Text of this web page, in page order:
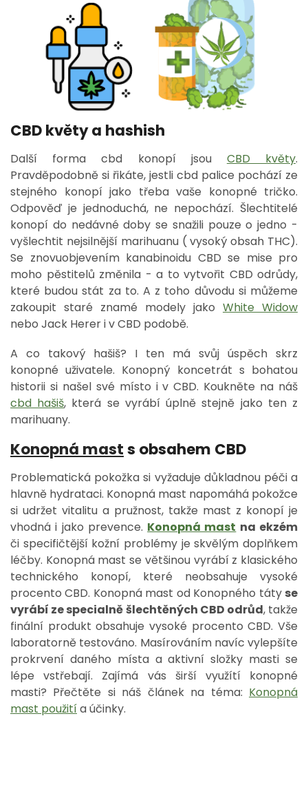
CBD květy a hashish
Další forma cbd konopí jsou CBD květy.
Pravděpodobně si řikáte, jestli cbd palice pochází ze
stejného konopí jako třeba vaše konopné tričko.
Odpověď je jednoduchá, ne nepochází. Šlechtitelé
konopí do nedávné doby se snažili pouze o jedno -
vyšlechtit nejsilnější marihuanu ( vysoký obsah THC).
Se znovuobjevením kanabinoidu CBD se mise pro
moho pěstitelů změnila - a to vytvořit CBD odrůdy,
které budou stát za to. A z toho důvodu si můžeme
zakoupit staré znamé modely jako White Widow
nebo Jack Herer i v CBD podobě.
A co takový hašiš? I ten má svůj úspěch skrz
konopné uživatele. Konopný koncetrát s bohatou
historii si našel své místo i v CBD. Koukněte na náš
cbd hašiš, která se vyrábí úplně stejně jako ten z
marihuany.
Konopná mast s obsahem CBD
Problematická pokožka si vyžaduje důkladnou péči a
hlavně hydrataci. Konopná mast napomáhá pokožce
si udržet vitalitu a pružnost, takže mast z konopí je
vhodná i jako prevence. Konopná mast na ekzém
či specifičtější kožní problémy je skvělým doplňkem
léčby. Konopná mast se většinou vyrábí z klasického
technického konopí, které neobsahuje vysoké
procento CBD. Konopná mast od Konopného táty se
vyrábí ze specialně šlechtěných CBD odrůd, takže
finální produkt obsahuje vysoké procento CBD. Vše
laboratorně testováno. Masírováním navíc vylepšíte
prokrvení daného místa a aktivní složky masti se
lépe vstřebají. Zajímá vás širší využítí konopné
masti? Přečtěte si náš článek na téma: Konopná
mast použitía účinky.